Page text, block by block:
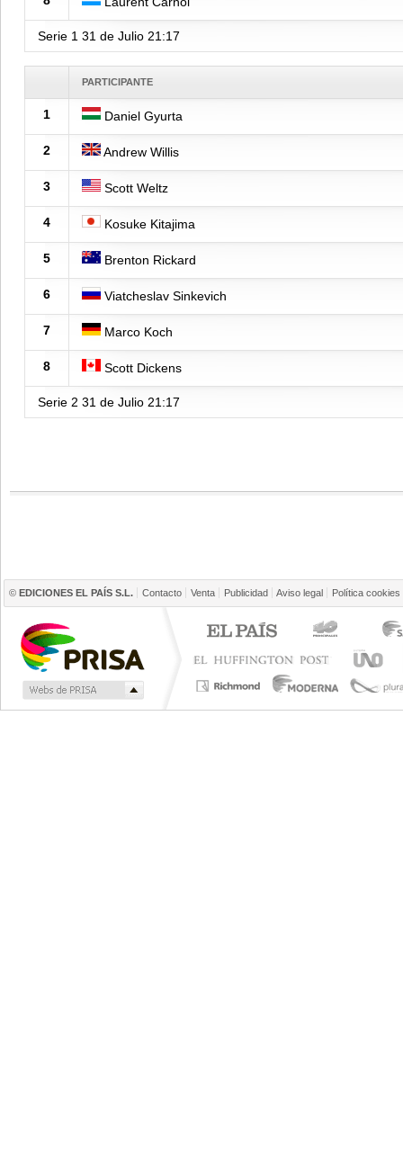
Serie 1 31 de Julio 21:17
PARTICIPANTE
1 Daniel Gyurta
2 Andrew Willis
3 Scott Weltz
4 Kosuke Kitajima
5 Brenton Rickard
6 Viatcheslav Sinkevich
7 Marco Koch
8 Scott Dickens
Serie 2 31 de Julio 21:17
© EDICIONES EL PAÍS S.L. Contacto Venta Publicidad Aviso legal Política cookies